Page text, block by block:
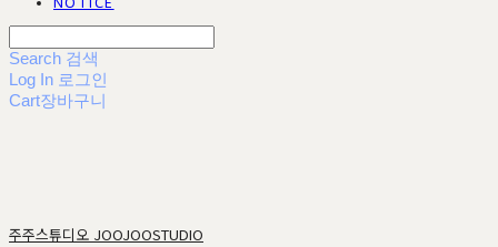
Search 검색
Log In 로그인
Cart장바구니
주주스튜디오 JOOJOOSTUDIO